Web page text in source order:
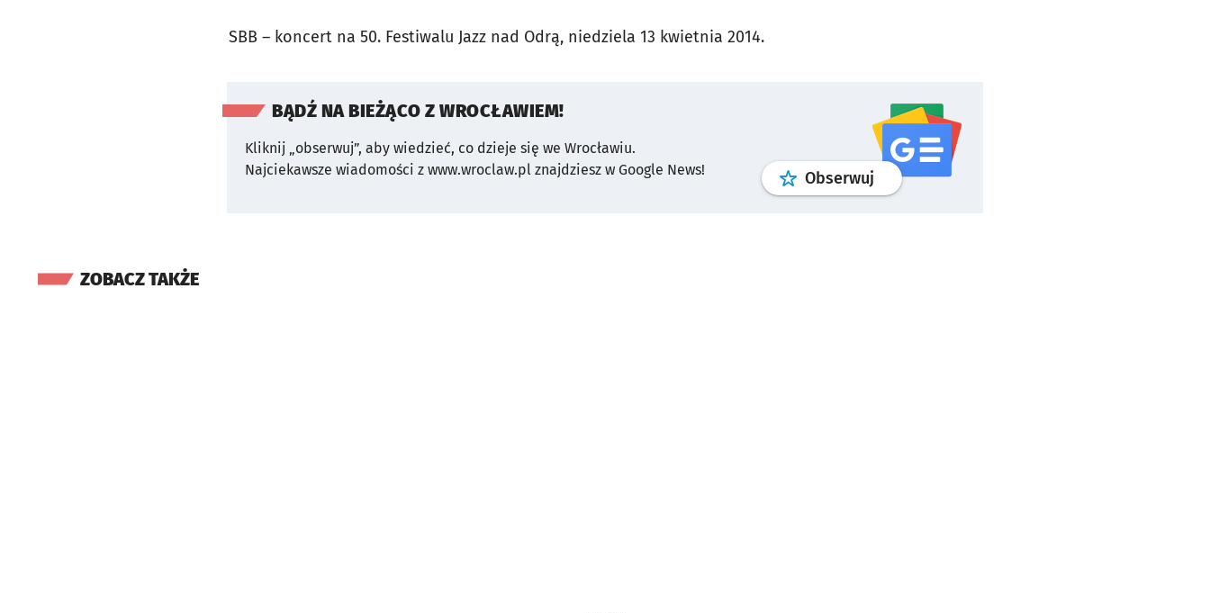
SBB – koncert na 50. Festiwalu Jazz nad Odrą, niedziela 13 kwietnia 2014.
BĄDŹ NA BIEŻĄCO Z WROCŁAWIEM!
Kliknij „obserwuj”, aby wiedzieć, co dzieje się we Wrocławiu.
Najciekawsze wiadomości z www.wroclaw.pl znajdziesz w Google News!
Obserwuj profilgoogle news
ZOBACZ TAKŻE